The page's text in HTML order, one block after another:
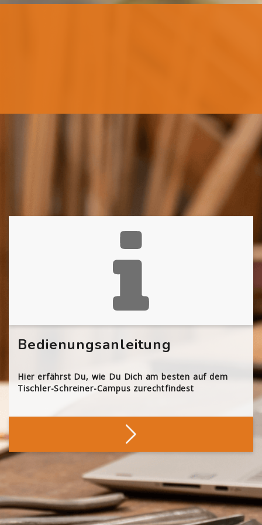
Bedienungsanleitung
Hier erfährst Du, wie Du Dich am besten auf dem
Tischler-Schreiner-Campus zurechtfindest